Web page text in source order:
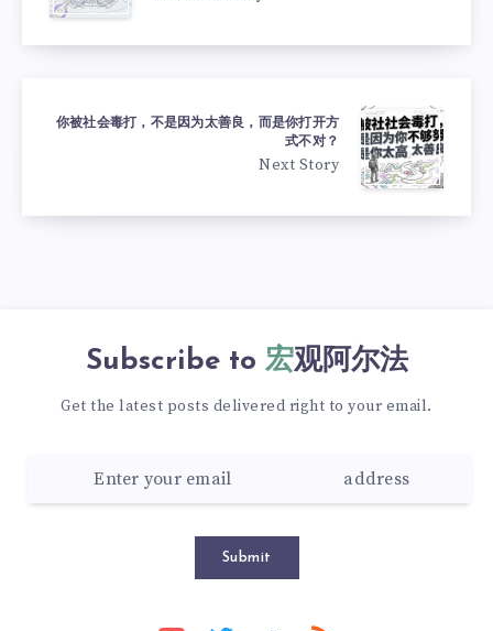
你被社会毒打，不是因为太善良，而是你打开方
式不对？
Next Story
Subscribe to 宏观阿尔法
Get the latest posts delivered right to your email.
Submit